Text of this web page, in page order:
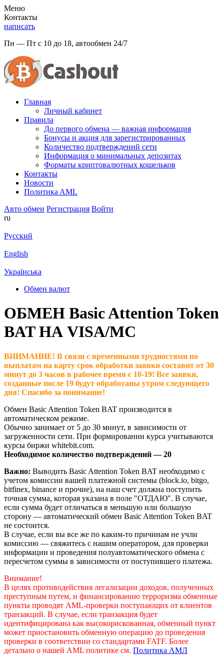
Меню
Контакты
написать
Пн — Пт с 10 до 18, автообмен 24/7
Главная
Личный кабинет
Правила
До первого обмена — важная информация
Бонусы и акция для зарегистрированных
Количество подтверждений сети
Информация о минимальных депозитах
Форматы криптовалютных кошельков
Контакты
Новости
Политикa AML
Авто обмен Регистрация Войти
ru
Русский
English
Українська
Обмен валют
ОБМЕН Basic Attention Token
BAT НА VISA/MC
ВНИМАНИЕ! В связи с временными трудностями по
выплатам на карту срок обработки заявки составит от 30
минут до 3 часов в рабочее время с 10-19! Все заявки,
созданные после 19 будут обработаны утром следующего
дня! Спасибо за понимание!
Обмен Basic Attention Token BAT производится в
автоматическом режиме.
Обычно занимает от 5 до 30 минут, в зависимости от
загруженности сети. При формировании курса учитываются
курсы биржи whitebit.com.
Необходимое количество подтверждений — 20
Важно: Выводить Basic Attention Token BAT необходимо с
учетом комиссии вашей платежной системы (block.io, bitgo,
bitfinex, binance и прочие), на наш счет должна поступить
точная сумма, которая указана в поле "ОТДАЮ". В случае,
если сумма будет отличаться в меньшую или большую
сторону — автоматический обмен Basic Attention Token BAT
не состоится.
В случае, если вы все же по каким-то причинам не учли
комиссию — свяжитесь с нашим оператором, для проверки
информации и проведения полуавтоматического обмена с
пересчетом суммы в зависимости от поступившего платежа.
Внимание!
В целях противодействия легализации доходов, полученных
преступным путем, и финансированию терроризма обменные
пункты проводят AML-проверки поступающих от клиентов
транзакций. В случае, если транзакция будет
идентифицирована как высокорискованная, обменный пункт
может приостановить обменную операцию до проведения
проверки в соответствии со стандартами FATF. Более
детально о нашей AML политике см. Политика АМЛ